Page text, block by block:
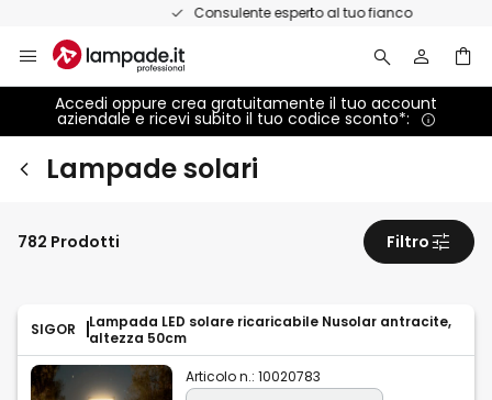
Consulente esperto al tuo fianco
contenuto
Accedi oppure crea gratuitamente il tuo account
aziendale e ricevi subito il tuo codice sconto*:
Lampade solari
SIGOR
Lampada LED solare ricaricabile Nusolar antracite,
altezza 50cm
Articolo n.: 10020783
782 Prodotti Filtro